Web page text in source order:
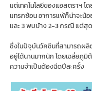
แต่เทคโนโลยีของแอสตราฯ โด
แทรกซ้อน อาการแพ้ก็น่าจะน้อ
และ 3 พบบ้าง 2-3 กรณี แต่สุ
ซึ่งในปัจุบันวัคซีนที่สามารถผลิ
อยู่ได้นานมากนัก โดยเฉลี่ยภูมิ
ความจำเป็นต้องฉีดปีละครั้ง